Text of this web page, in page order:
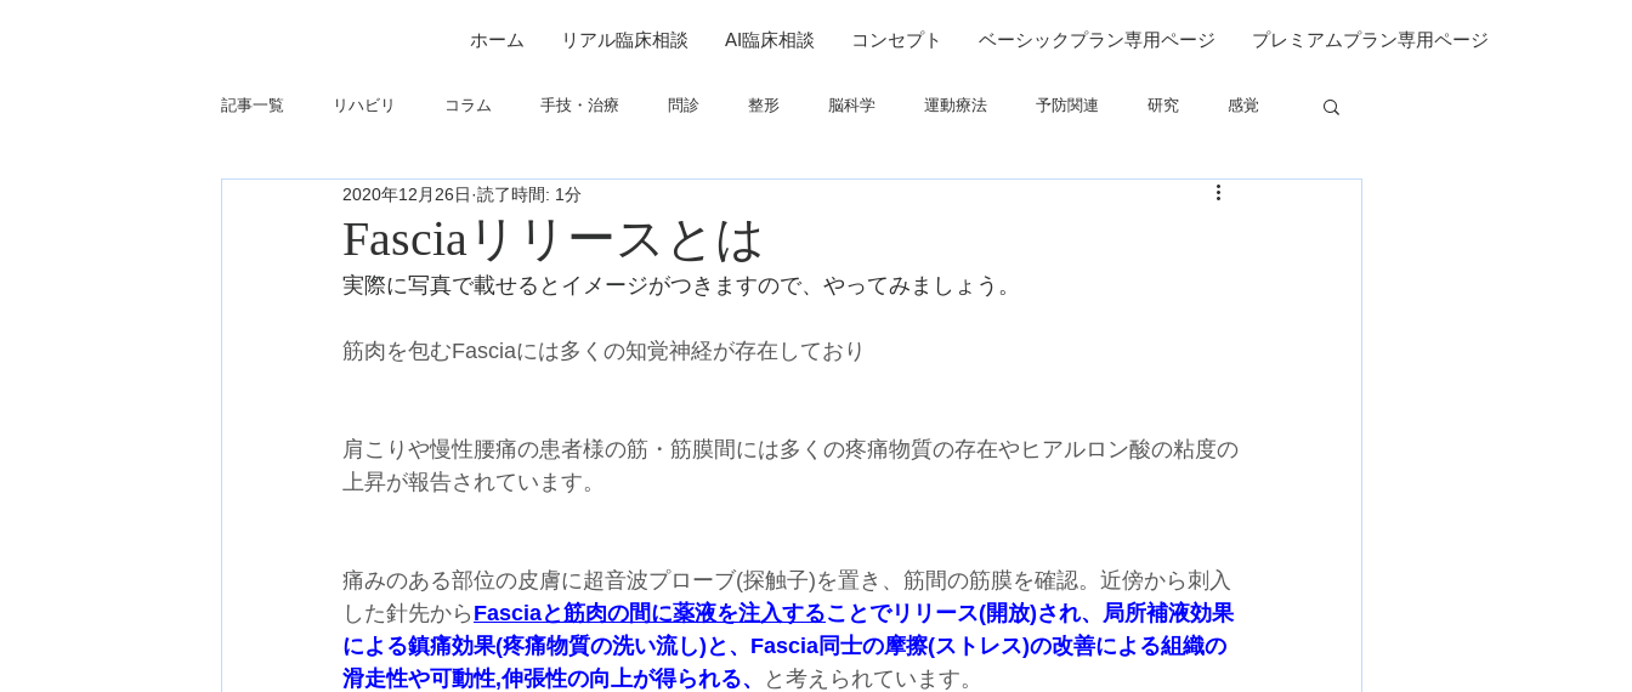
ホーム リアル臨床相談 AI臨床相談 コンセプト ベーシックプラン専用ページ プレミアムプラン専用ページ
記事一覧 リハビリ コラム 手技・治療 問診 整形 脳科学 運動療法 予防関連 研究 感覚
制度関連 学会・研究関連
フィジカルアセスメント 仕事について 栄養 パーキンソン コミュニケーション
Fasciaリリースとは
2020年12月26日 読了時間: 1分
実際に写真で載せるとイメージがつきますので、やってみましょう。
筋肉を包むFasciaには多くの知覚神経が存在しており
肩こりや慢性腰痛の患者様の筋・筋膜間には多くの疼痛物質の存在やヒアルロン酸の粘度の
上昇が報告されています。
痛みのある部位の皮膚に超音波プローブ(探触子)を置き、筋間の筋膜を確認。近傍から刺入
した針先から Fasciaと筋肉の間に薬液を注入することでリリース(開放)され、局所補液効果
による鎮痛効果(疼痛物質の洗い流し)と、Fascia同士の摩擦(ストレス)の改善による組織の
滑走性や可動性,伸張性の向上が得られる、
と考えられています。